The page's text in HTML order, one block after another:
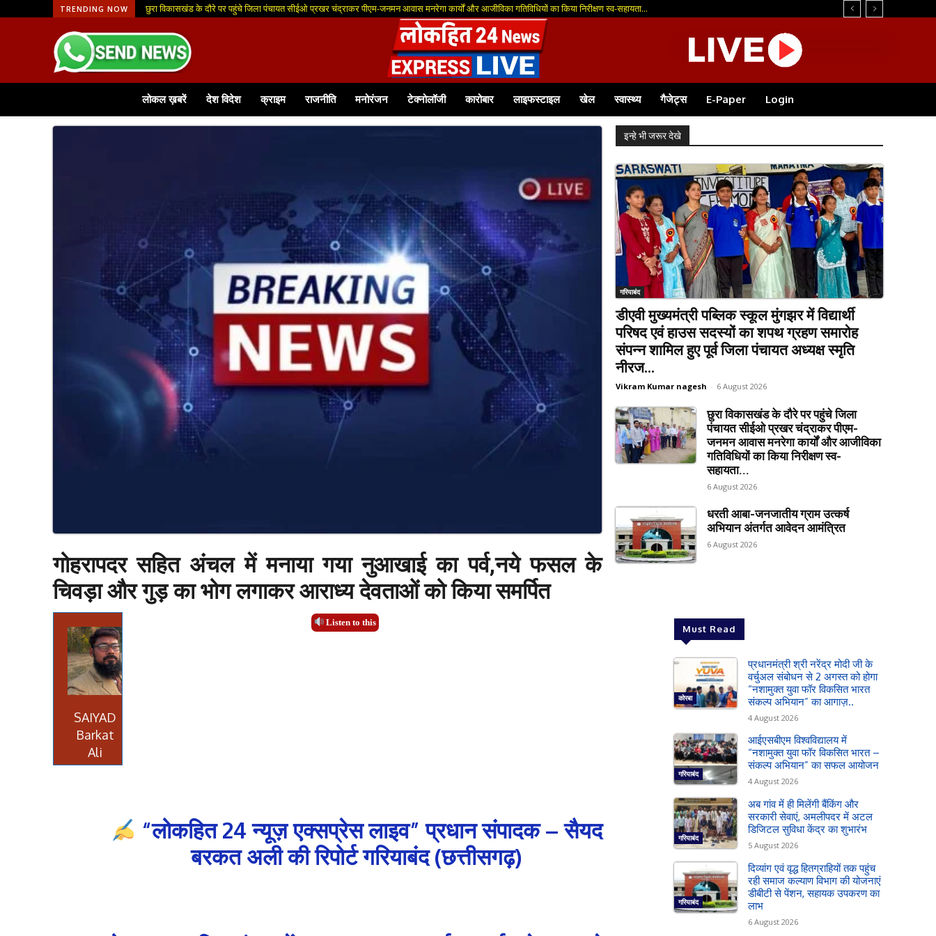
TRENDING NOW छुरा विकासखंड के दौरे पर पहुंचे जिला पंचायत सीईओ प्रखर चंद्राकर पीएम-जनमन आवास मनरेगा कार्यों और आजीविका गतिविधियों का किया निरीक्षण स्व-सहायता...
लोकल ख़बरें देश विदेश क्राइम राजनीति मनोरंजन टेक्नोलॉजी कारोबार लाइफस्टाइल खेल स्वास्थ्य गैजेट्स E-Paper Login
गोहरापदर सहित अंचल में मनाया गया नुआखाई का पर्व,नये फसल के
चिवड़ा और गुड़ का भोग लगाकर आराध्य देवताओं को किया समर्पित
इन्हे भी जरूर देखे
गरियाबंद
डीएवी मुख्यमंत्री पब्लिक स्कूल मुंगझर में विद्यार्थी
परिषद एवं हाउस सदस्यों का शपथ ग्रहण समारोह
संपन्न शामिल हुए पूर्व जिला पंचायत अध्यक्ष स्मृति
नीरज...
Vikram Kumar nagesh - 6 August 2026
छुरा विकासखंड के दौरे पर पहुंचे जिला
पंचायत सीईओ प्रखर चंद्राकर पीएम-
जनमन आवास मनरेगा कार्यों और आजीविका
गतिविधियों का किया निरीक्षण स्व-
सहायता...
6 August 2026
धरती आबा-जनजातीय ग्राम उत्कर्ष
अभियान अंतर्गत आवेदन आमंत्रित
6 August 2026
Listen to this
SAIYAD
Barkat
Ali
“लोकहित 24 न्यूज़ एक्सप्रेस लाइव” प्रधान संपादक – सैयद
बरकत अली की रिपोर्ट गरियाबंद (छत्तीसगढ़)
Must Read
कोरबा
प्रधानमंत्री श्री नरेंद्र मोदी जी के
वर्चुअल संबोधन से 2 अगस्त को होगा
“नशामुक्त युवा फॉर विकसित भारत
संकल्प अभियान” का आगाज़..
4 August 2026
गरियाबंद
आईएसबीएम विश्वविद्यालय में
“नशामुक्त युवा फॉर विकसित भारत –
संकल्प अभियान” का सफल आयोजन
4 August 2026
गरियाबंद
अब गांव में ही मिलेंगी बैंकिंग और
सरकारी सेवाएं, अमलीपदर में अटल
डिजिटल सुविधा केंद्र का शुभारंभ
5 August 2026
गरियाबंद
दिव्यांग एवं वृद्ध हितग्राहियों तक पहुंच
रही समाज कल्याण विभाग की योजनाएं
डीबीटी से पेंशन, सहायक उपकरण का
लाभ
6 August 2026